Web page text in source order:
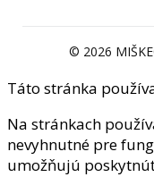
© 2026
Táto stránka
Na stránkach
nevyhnutné pre
umožňujú